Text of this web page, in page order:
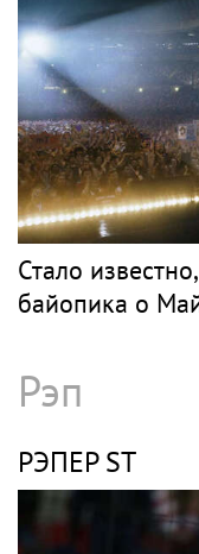
Стало
байопика о
Рэп
РЭПЕР ST